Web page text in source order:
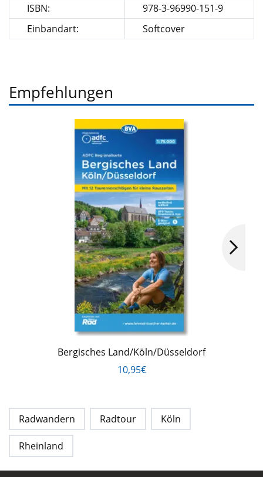
ISBN:
978-3-96990-151-9
Einbandart:
Softcover
Empfehlungen
Bergisches Land/Köln/Düsseldorf
10,95€
Radwandern Radtour Köln
Rheinland